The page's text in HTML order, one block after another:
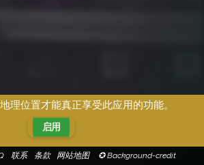
联系 条款 网站地图 ✪ Background-credit
理位置才能真正享受此应用的功能。
启用